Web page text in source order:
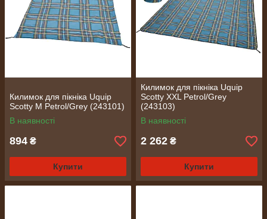
Килимок для пікніка Uquip
Scotty M Petrol/Grey (243101)
В наявності
894 ₴
Купити
Килимок для пікніка Uquip
Scotty XXL Petrol/Grey
(243103)
В наявності
2 262 ₴
Купити